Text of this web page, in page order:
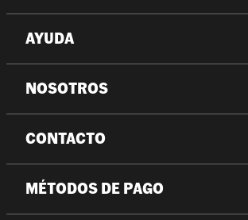
AYUDA
NOSOTROS
CONTACTO
MÉTODOS DE PAGO